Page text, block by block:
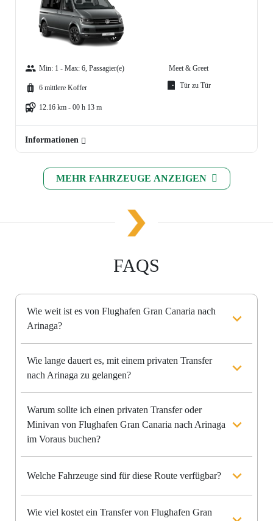
Min: 1 - Max: 6, Passagier(e)
6 mittlere Koffer
12.16 km - 00 h 13 m
Meet & Greet
Tür zu Tür
Informationen
MEHR FAHRZEUGE ANZEIGEN
FAQS
Wie weit ist es von Flughafen Gran Canaria nach
Arinaga?
Wie lange dauert es, mit einem privaten Transfer
nach Arinaga zu gelangen?
Warum sollte ich einen privaten Transfer oder
Minivan von Flughafen Gran Canaria nach Arinaga
im Voraus buchen?
Welche Fahrzeuge sind für diese Route verfügbar?
Wie viel kostet ein Transfer von Flughafen Gran